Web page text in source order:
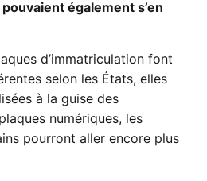
également s’en
d’immatriculation font
selon les États, elles
à la guise des
numériques, les
pourront aller encore plus